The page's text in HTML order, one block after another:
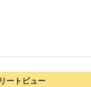
ートビュー